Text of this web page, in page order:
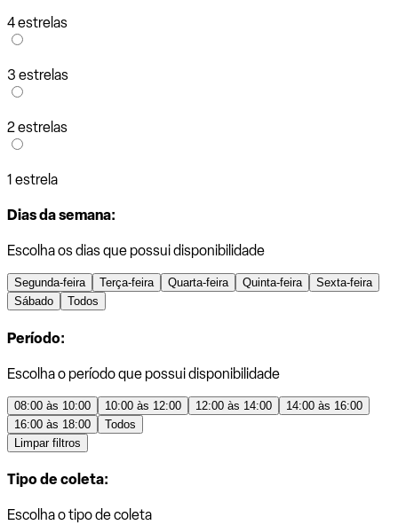
4 estrelas
3 estrelas
2 estrelas
1 estrela
Dias da semana:
Escolha os dias que possui disponibilidade
Segunda-feira Terça-feira Quarta-feira Quinta-feira
Sexta-feira
Sábado
Todos
Período:
Escolha o período que possui disponibilidade
08:00 às 10:00 10:00 às 12:00 12:00 às 14:00
14:00 às 16:00
16:00 às 18:00
Todos
Limpar filtros
Tipo de coleta:
Escolha o tipo de coleta